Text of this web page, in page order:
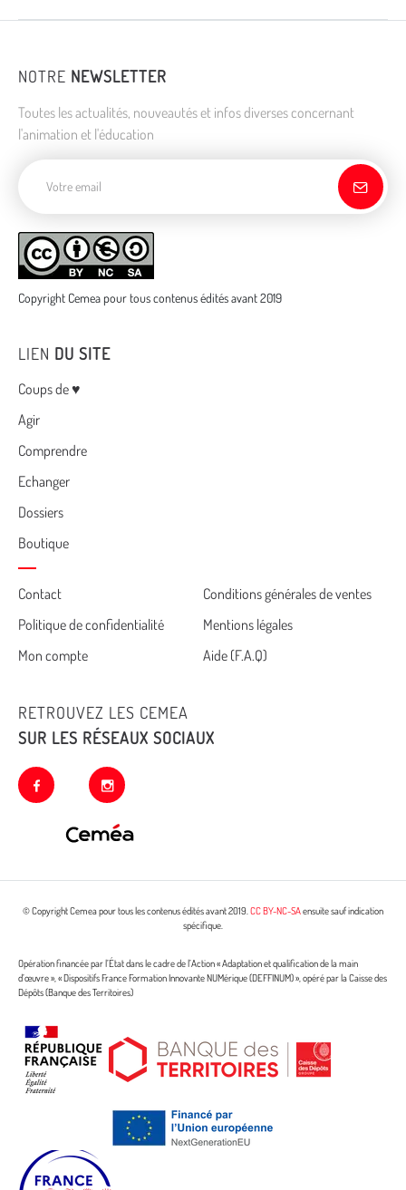
NOTRE NEWSLETTER
Toutes les actualités, nouveautés et infos diverses concernant
l'animation et l'éducation
Copyright Cemea pour tous contenus édités avant 2019
LIEN DU SITE
Menu
Coups de ♥
Agir
Comprendre
Echanger
Dossiers
Boutique
Cemea
footer
Contact
Conditions générales de ventes
Politique de confidentialité
Mentions légales
Mon compte
Aide (F.A.Q)
RETROUVEZ LES CEMEA
SUR LES RÉSEAUX SOCIAUX
facebook instagram
© Copyright Cemea pour tous les contenus édités avant 2019.CC BY-NC-SAensuite sauf indication
spécifique.
Opération financée par l’État dans le cadre de l’Action « Adaptation et qualification de la main
d’œuvre », « Dispositifs France Formation Innovante NUMérique (DEFFINUM) », opéré par la Caisse des
Dépôts (Banque des Territoires)